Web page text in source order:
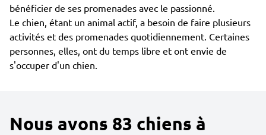
bénéficier de ses promenades avec le passionné.
Le chien, étant un animal actif, a besoin de faire plusieurs
activités et des promenades quotidiennement. Certaines
personnes, elles, ont du temps libre et ont envie de
s'occuper d'un chien.
Nous avons 83 chiens à